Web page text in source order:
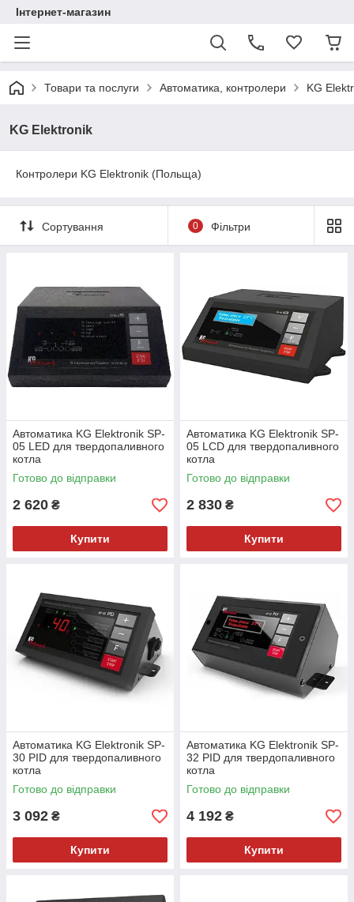
Інтернет-магазин
Товари та послуги Автоматика, контролери KG
KG Elektronik
Контролери KG Elektronik (Польща)
Сортування 0 Фільтри
Автоматика KG Elektronik SP-
05 LED для твердопаливного
котла
Готово до відправки
2 620 ₴
Купити
Автоматика KG Elektronik SP-
05 LCD для твердопаливного
котла
Готово до відправки
2 830 ₴
Купити
Автоматика KG Elektronik SP-
30 PID для твердопаливного
котла
Готово до відправки
3 092 ₴
Купити
Автоматика KG Elektronik SP-
32 PID для твердопаливного
котла
Готово до відправки
4 192 ₴
Купити